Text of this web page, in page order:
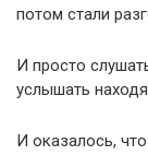
потом стали
И просто
услышать
И оказалось,